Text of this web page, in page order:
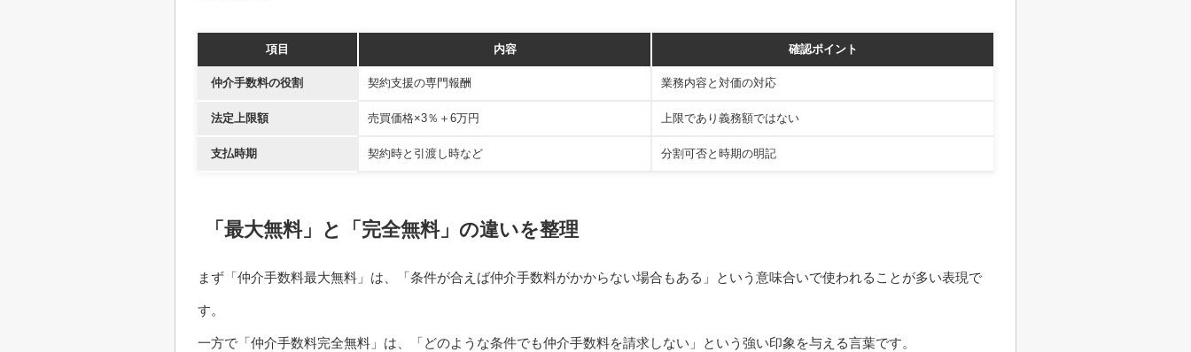
項目 内容 確認ポイント
仲介手数料の役割 契約支援の専門報酬 業務内容と対価の対応
法定上限額 売買価格×3％＋6万円 上限であり義務額ではない
支払時期 契約時と引渡し時など 分割可否と時期の明記
「最大無料」と「完全無料」の違いを整理
まず「仲介手数料最大無料」は、「条件が合えば仲介手数料がかからない場合もある」という意味合いで使われることが多い表現で
す。
一方で「仲介手数料完全無料」は、「どのような条件でも仲介手数料を請求しない」という強い印象を与える言葉です。